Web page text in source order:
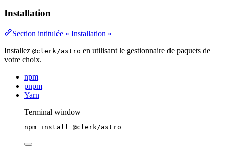
Installation
Section intitulée « Installation »
Installez @clerk/astro en utilisant le gestionnaire de paquets de
votre choix.
npm
pnpm
Yarn
Terminal window
npm install @clerk/astro